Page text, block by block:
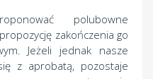
polubowne
zakończenia go
Jeżeli jednak nasze
z aprobatą, pozostaje